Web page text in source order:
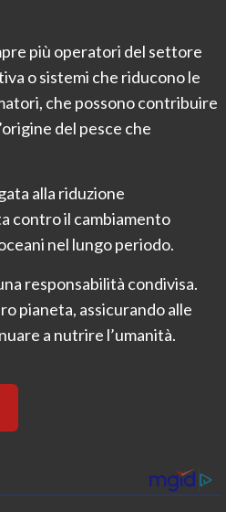
più operatori del settore
o sistemi che riducono le
che possono contribuire
del pesce che
alla riduzione
contro il cambiamento
nel lungo periodo.
responsabilità condivisa.
pianeta, assicurando alle
a nutrire l’umanità.